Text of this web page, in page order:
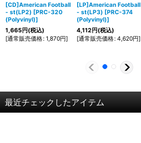
[CD]American Football
- st(LP2) [PRC-320
(Polyvinyl)]
1,665円(税込)
[通常販売価格: 1,870円]
[LP]American Football
- st(LP3) [PRC-374
(Polyvinyl)]
4,112円(税込)
[通常販売価格: 4,620円]
最近チェックしたアイテム